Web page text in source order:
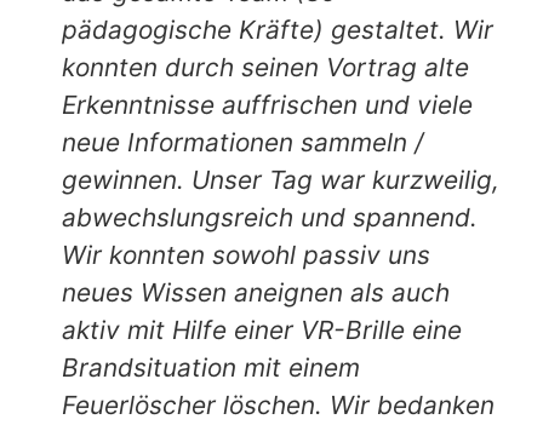
pädagogische Kräfte) gestaltet. Wir
konnten durch seinen Vortrag alte
Erkenntnisse auffrischen und viele
neue Informationen sammeln /
gewinnen. Unser Tag war kurzweilig,
abwechslungsreich und spannend.
Wir konnten sowohl passiv uns
neues Wissen aneignen als auch
aktiv mit Hilfe einer VR-Brille eine
Brandsituation mit einem
Feuerlöscher löschen. Wir bedanken